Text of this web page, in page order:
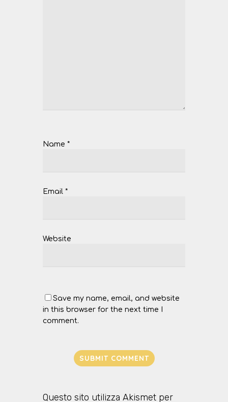
Name *
Email *
Website
Save my name, email, and website
in this browser for the next time I
comment.
Questo sito utilizza Akismet per